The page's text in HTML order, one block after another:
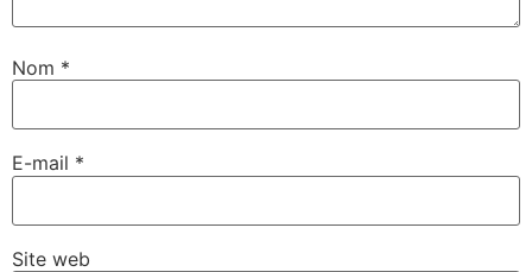
Nom *
E-mail *
Site web